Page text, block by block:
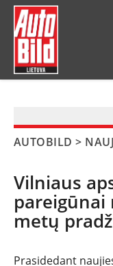
AUTOBILD >
Vilniaus
pareigūnai
metų
Prasidedant